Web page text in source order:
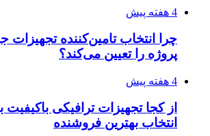
محبوب شده است؟
۱۴۰۵/۰۳/۳۱
که نباید نادیده بگیرید
۱۴۰۵/۰۳/۲۸